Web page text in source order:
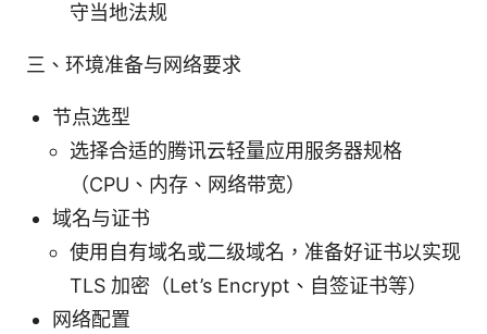
守当地法规
三、环境准备与网络要求
节点选型
选择合适的腾讯云轻量应用服务器规格
（CPU、内存、网络带宽）
域名与证书
使用自有域名或二级域名，准备好证书以实现
TLS 加密（Let’s Encrypt、自签证书等）
网络配置